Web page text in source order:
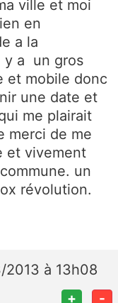
ville et moi
en
a la
y a un gros
et mobile donc
une date et
me plairait
merci de me
et vivement
un
révolution.
à 13h08
+ -